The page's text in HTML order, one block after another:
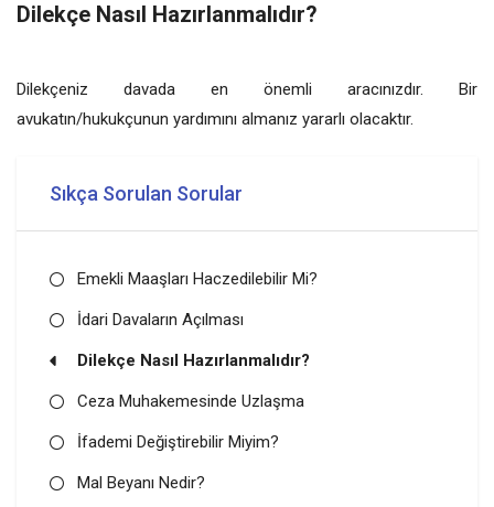
Dilekçe Nasıl Hazırlanmalıdır?
Dilekçeniz davada en önemli aracınızdır. Bir
avukatın/hukukçunun yardımını almanız yararlı olacaktır.
Sıkça Sorulan Sorular
Emekli Maaşları Haczedilebilir Mi?
İdari Davaların Açılması
Dilekçe Nasıl Hazırlanmalıdır?
Ceza Muhakemesinde Uzlaşma
İfademi Değiştirebilir Miyim?
Mal Beyanı Nedir?